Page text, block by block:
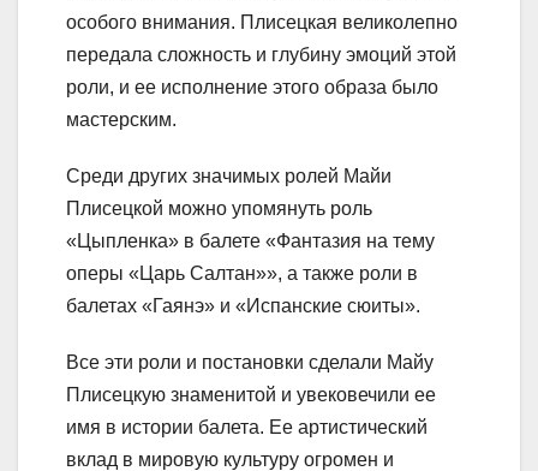
особого внимания. Плисецкая великолепно
передала сложность и глубину эмоций этой
роли, и ее исполнение этого образа было
мастерским.
Среди других значимых ролей Майи
Плисецкой можно упомянуть роль
«Цыпленка» в балете «Фантазия на тему
оперы «Царь Салтан»», а также роли в
балетах «Гаянэ» и «Испанские сюиты».
Все эти роли и постановки сделали Майу
Плисецкую знаменитой и увековечили ее
имя в истории балета. Ее артистический
вклад в мировую культуру огромен и